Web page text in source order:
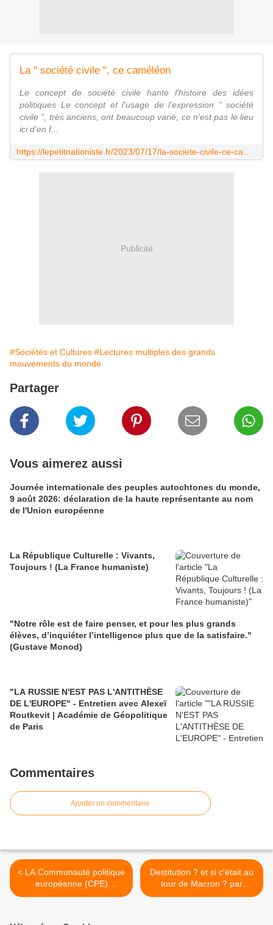
La " société civile ", ce caméléon
Le concept de société civile hante l'histoire des idées
politiques Le concept et l'usage de l'expression " société
civile ", très anciens, ont beaucoup varié, ce n'est pas le lieu
ici d'en f...
Publicité
#Sociétés et Cultures #Lectures multiples des grands
mouvements du monde
Partager
Vous aimerez aussi
Journée internationale des peuples autochtones du monde,
9 août 2026: déclaration de la haute représentante au nom
de l'Union européenne
La République Culturelle : Vivants,
Toujours ! (La France humaniste)
"Notre rôle est de faire penser, et pour les plus grands
élèves, d’inquiéter l’intelligence plus que de la satisfaire."
(Gustave Monod)
"LA RUSSIE N'EST PAS L'ANTITHÈSE
DE L'EUROPE" - Entretien avec Alexeï
Routkevit | Académie de Géopolitique
de Paris
Commentaires
Ajouter un commentaire
< LA Communauté politique
européenne (CPE)
poursuite son chemin -
Destitution ? et si c'était au
tour de Macron ? par
Edouard Husson et Eric